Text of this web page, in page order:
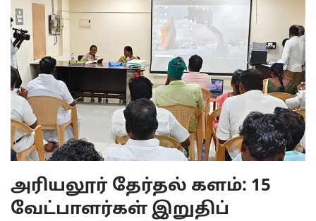
அரியலூர் தேர்தல் களம்: 15
வேட்பாளர்கள் இறுதிப்